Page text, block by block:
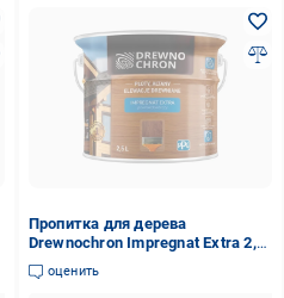
Пропитка для дерева
Drewnochron Impregnat Extra 2,5
л Серый (2790730536)
оценить